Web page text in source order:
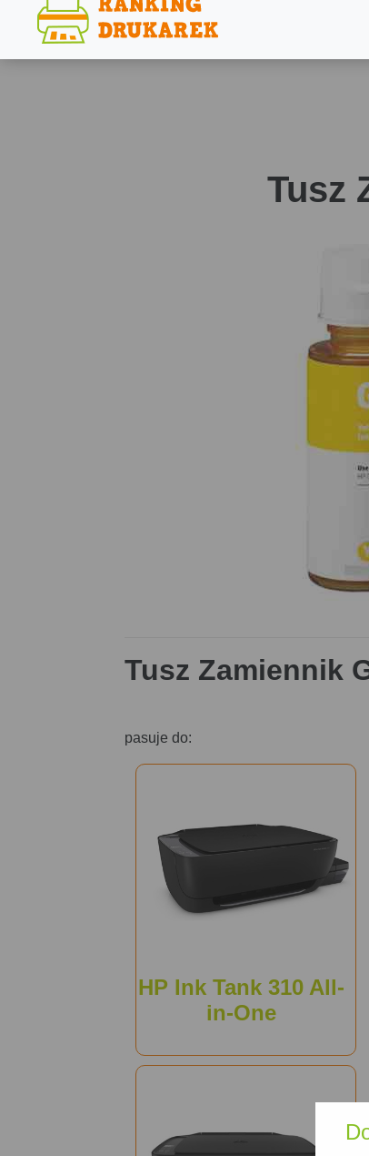
Tusz
Tusz Zamiennik
pasuje do:
HP Ink Tank 310 All-
in-One